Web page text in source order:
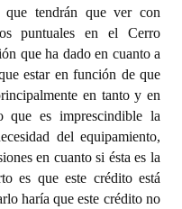
que tendrán que ver con
puntuales en el Cerro
que ha dado en cuanto a
estar en función de que
en tanto y en
que es imprescindible la
del equipamiento,
en cuanto si ésta es la
es que este crédito está
haría que este crédito no